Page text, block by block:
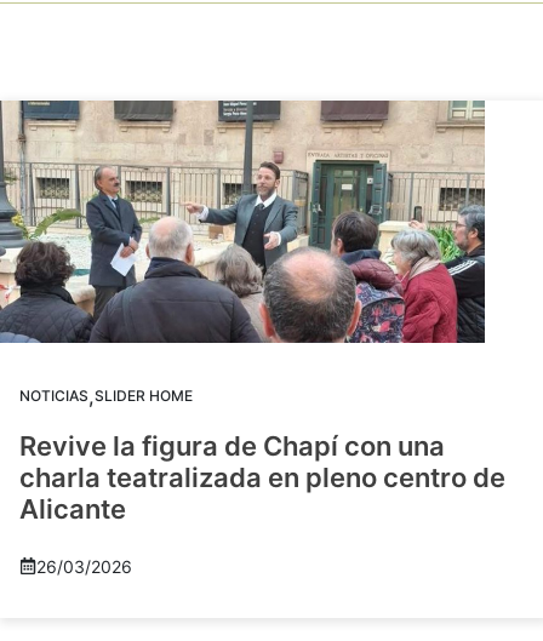
NOTICIAS,SLIDER HOME
Revive la figura de Chapí con una
charla teatralizada en pleno centro de
Alicante
26/03/2026